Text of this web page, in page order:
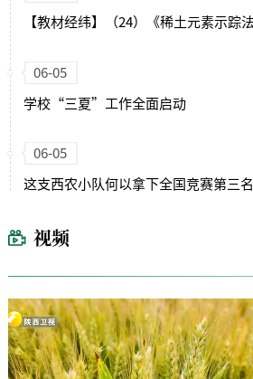
06-05
学校“三夏”工作全面启动
06-05
这支西农小队何以拿下全国竞赛第三名
视频